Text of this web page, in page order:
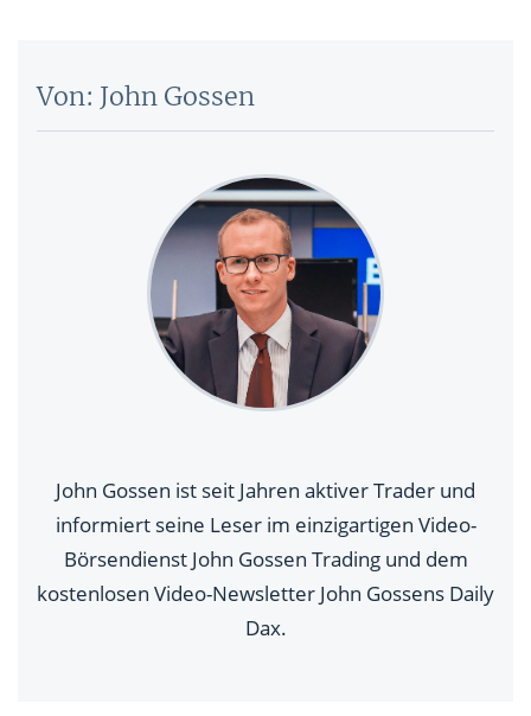
Von: John Gossen
John Gossen ist seit Jahren aktiver Trader und
informiert seine Leser im einzigartigen Video-
Börsendienst John Gossen Trading und dem
kostenlosen Video-Newsletter John Gossens Daily
Dax.